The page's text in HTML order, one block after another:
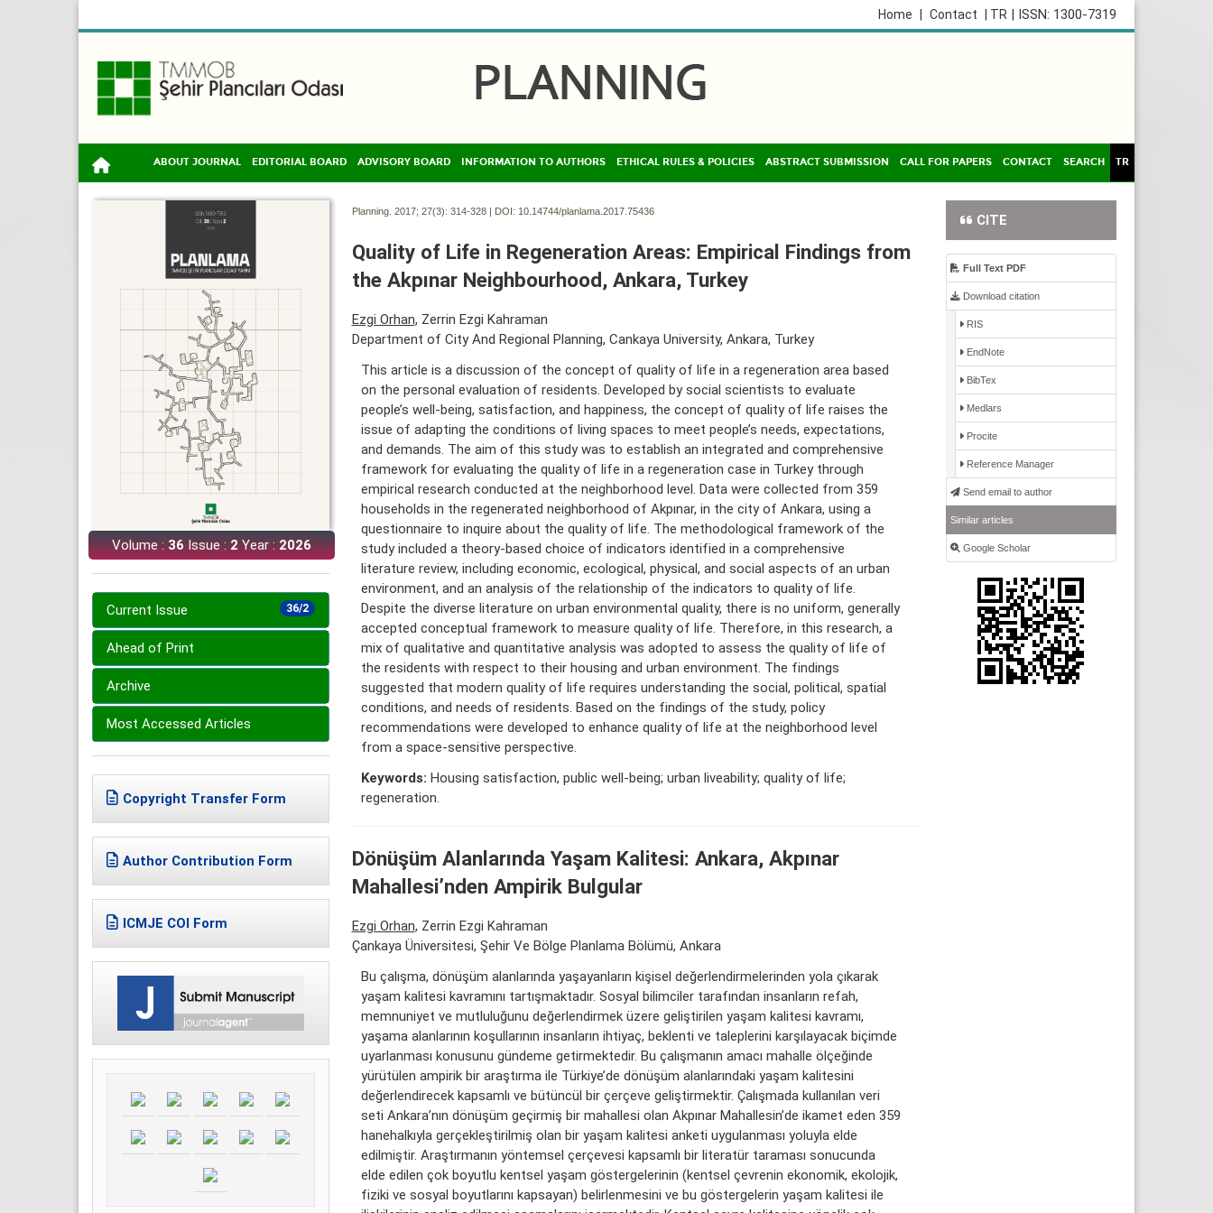
| ISSN: 1300-7319
| TR
Contact
Home
ABOUT JOURNAL EDITORIAL BOARD ADVISORY BOARD INFORMATION TO AUTHORS ETHICAL RULES & POLICIES ABSTRACT SUBMISSION CALL FOR PAPERS CONTACT SEARCH TR
Volume :36Issue :2Year :2026
36/2
Current Issue
Ahead of Print
Archive
Most Accessed Articles
Copyright Transfer Form
Author Contribution Form
ICMJE COI Form
Planning. 2017; 27(3): 314-328 | DOI: 10.14744/planlama.2017.75436
Quality of Life in Regeneration Areas: Empirical Findings from
the Akpınar Neighbourhood, Ankara, Turkey
Ezgi Orhan, Zerrin Ezgi Kahraman
Department of City And Regional Planning, Cankaya University, Ankara, Turkey
This article is a discussion of the concept of quality of life in a regeneration area based
on the personal evaluation of residents. Developed by social scientists to evaluate
people’s well-being, satisfaction, and happiness, the concept of quality of life raises the
issue of adapting the conditions of living spaces to meet people’s needs, expectations,
and demands. The aim of this study was to establish an integrated and comprehensive
framework for evaluating the quality of life in a regeneration case in Turkey through
empirical research conducted at the neighborhood level. Data were collected from 359
households in the regenerated neighborhood of Akpınar, in the city of Ankara, using a
questionnaire to inquire about the quality of life. The methodological framework of the
study included a theory-based choice of indicators identified in a comprehensive
literature review, including economic, ecological, physical, and social aspects of an urban
environment, and an analysis of the relationship of the indicators to quality of life.
Despite the diverse literature on urban environmental quality, there is no uniform, generally
accepted conceptual framework to measure quality of life. Therefore, in this research, a
mix of qualitative and quantitative analysis was adopted to assess the quality of life of
the residents with respect to their housing and urban environment. The findings
suggested that modern quality of life requires understanding the social, political, spatial
conditions, and needs of residents. Based on the findings of the study, policy
recommendations were developed to enhance quality of life at the neighborhood level
from a space-sensitive perspective.
Keywords: Housing satisfaction, public well-being; urban liveability; quality of life;
regeneration.
Dönüşüm Alanlarında Yaşam Kalitesi: Ankara, Akpınar
Mahallesi’nden Ampirik Bulgular
Ezgi Orhan, Zerrin Ezgi Kahraman
Çankaya Üniversitesi, Şehir Ve Bölge Planlama Bölümü, Ankara
Bu çalışma, dönüşüm alanlarında yaşayanların kişisel değerlendirmelerinden yola çıkarak
yaşam kalitesi kavramını tartışmaktadır. Sosyal bilimciler tarafından insanların refah,
memnuniyet ve mutluluğunu değerlendirmek üzere geliştirilen yaşam kalitesi kavramı,
yaşama alanlarının koşullarının insanların ihtiyaç, beklenti ve taleplerini karşılayacak biçimde
uyarlanması konusunu gündeme getirmektedir. Bu çalışmanın amacı mahalle ölçeğinde
yürütülen ampirik bir araştırma ile Türkiye’de dönüşüm alanlarındaki yaşam kalitesini
değerlendirecek kapsamlı ve bütüncül bir çerçeve geliştirmektir. Çalışmada kullanılan veri
seti Ankara’nın dönüşüm geçirmiş bir mahallesi olan Akpınar Mahallesin’de ikamet eden 359
hanehalkıyla gerçekleştirilmiş olan bir yaşam kalitesi anketi uygulanması yoluyla elde
edilmiştir. Araştırmanın yöntemsel çerçevesi kapsamlı bir literatür taraması sonucunda
elde edilen çok boyutlu kentsel yaşam göstergelerinin (kentsel çevrenin ekonomik, ekolojik,
fiziki ve sosyal boyutlarını kapsayan) belirlenmesini ve bu göstergelerin yaşam kalitesi ile
CITE
Full Text PDF
Download citation
RIS
EndNote
BibTex
Medlars
Procite
Reference Manager
Send email to author
Similar articles
Google Scholar